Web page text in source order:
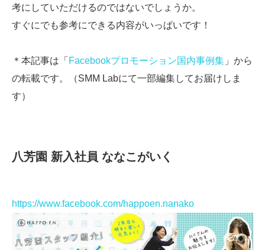
考にしていただけるのではないでしょうか。
すぐにでも参考にできる内容がいっぱいです！
＊本記事は「 Facebookプロモーション国内事例集 」から
の転載です。（SMM Labにて一部編集してお届けしま
す）
八芳園 新入社員 ななこがいく
https://www.facebook.com/happoen.nanako